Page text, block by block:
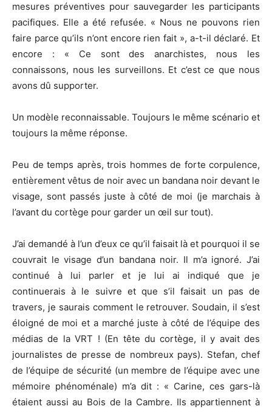
mesures préventives pour sauvegarder les participants
pacifiques. Elle a été refusée. « Nous ne pouvons rien
faire parce qu’ils n’ont encore rien fait », a-t-il déclaré. Et
encore : « Ce sont des anarchistes, nous les
connaissons, nous les surveillons. Et c’est ce que nous
avons dû supporter.
Un modèle reconnaissable. Toujours le même scénario et
toujours la même réponse.
Peu de temps après, trois hommes de forte corpulence,
entièrement vêtus de noir avec un bandana noir devant le
visage, sont passés juste à côté de moi (je marchais à
l’avant du cortège pour garder un œil sur tout).
J’ai demandé à l’un d’eux ce qu’il faisait là et pourquoi il se
couvrait le visage d’un bandana noir. Il m’a ignoré. J’ai
continué à lui parler et je lui ai indiqué que je
continuerais à le suivre et que s’il faisait un pas de
travers, je saurais comment le retrouver. Soudain, il s’est
éloigné de moi et a marché juste à côté de l’équipe des
médias de la VRT ! (En tête du cortège, il y avait des
journalistes de presse de nombreux pays). Stefan, chef
de l’équipe de sécurité (un membre de l’équipe avec une
mémoire phénoménale) m’a dit : « Carine, ces gars-là
étaient aussi au Bois de la Cambre. Ils appartiennent à